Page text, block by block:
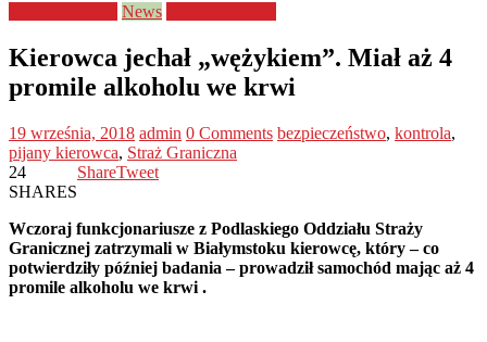
News
Kierowca jechał „wężykiem”. Miał aż 4
promile alkoholu we krwi
19 września, 2018 admin 0 Comments bezpieczeństwo, kontrola,
pijany kierowca, Straż Graniczna
24
SHARES
ShareTweet
Wczoraj funkcjonariusze z Podlaskiego Oddziału Straży
Granicznej zatrzymali w Białymstoku kierowcę, który – co
potwierdziły później badania – prowadził samochód mając aż 4
promile alkoholu we krwi .